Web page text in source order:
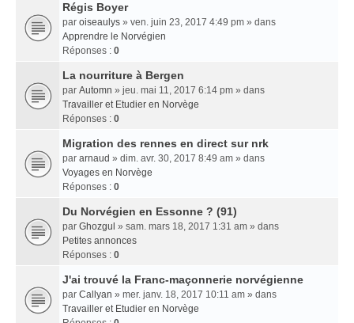
Régis Boyer
par oiseaulys » ven. juin 23, 2017 4:49 pm » dans
Apprendre le Norvégien
Réponses : 0
La nourriture à Bergen
par Automn » jeu. mai 11, 2017 6:14 pm » dans
Travailler et Etudier en Norvège
Réponses : 0
Migration des rennes en direct sur nrk
par arnaud » dim. avr. 30, 2017 8:49 am » dans
Voyages en Norvège
Réponses : 0
Du Norvégien en Essonne ? (91)
par Ghozgul » sam. mars 18, 2017 1:31 am » dans
Petites annonces
Réponses : 0
J'ai trouvé la Franc-maçonnerie norvégienne
par Callyan » mer. janv. 18, 2017 10:11 am » dans
Travailler et Etudier en Norvège